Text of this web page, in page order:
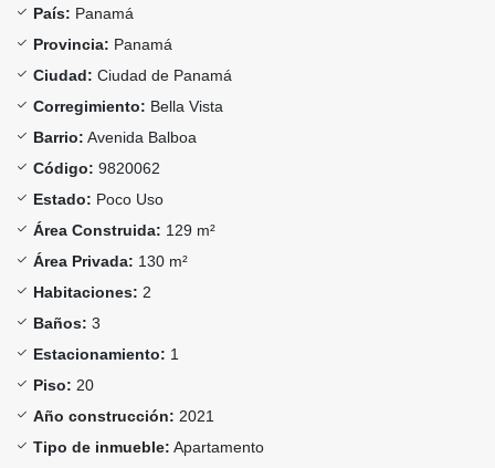
País: Panamá
Provincia: Panamá
Ciudad: Ciudad de Panamá
Corregimiento: Bella Vista
Barrio: Avenida Balboa
Código: 9820062
Estado: Poco Uso
Área Construida: 129 m²
Área Privada: 130 m²
Habitaciones: 2
Baños: 3
Estacionamiento: 1
Piso: 20
Año construcción: 2021
Tipo de inmueble: Apartamento